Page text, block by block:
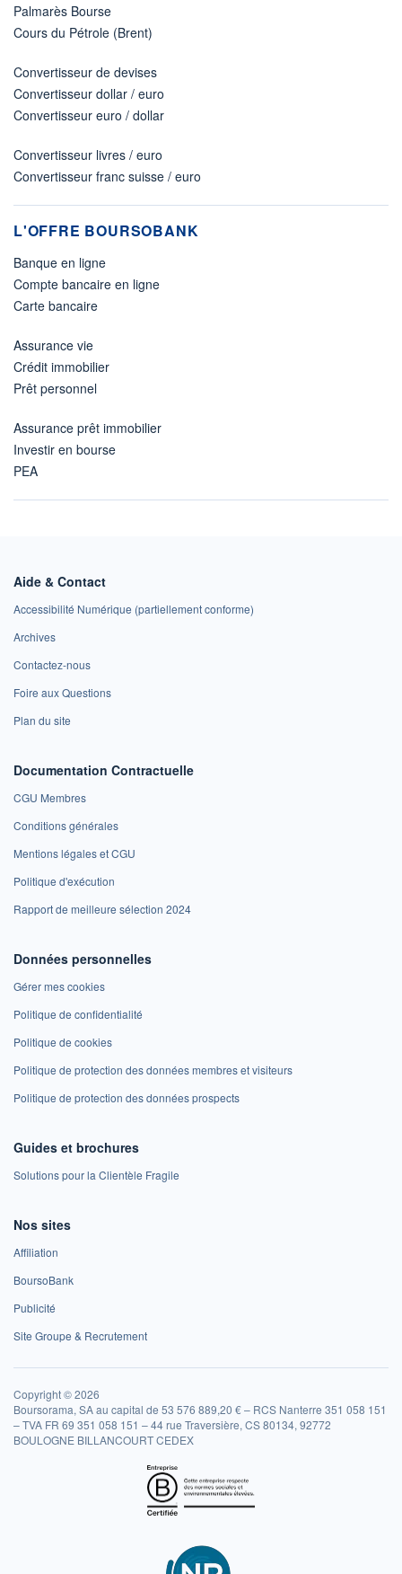
Palmarès Bourse
Cours du Pétrole (Brent)
Convertisseur de devises
Convertisseur dollar / euro
Convertisseur euro / dollar
Convertisseur livres / euro
Convertisseur franc suisse / euro
L'OFFRE BOURSOBANK
Banque en ligne
Compte bancaire en ligne
Carte bancaire
Assurance vie
Crédit immobilier
Prêt personnel
Assurance prêt immobilier
Investir en bourse
PEA
Aide & Contact
Accessibilité Numérique (partiellement conforme)
Archives
Contactez-nous
Foire aux Questions
Plan du site
Documentation Contractuelle
CGU Membres
Conditions générales
Mentions légales et CGU
Politique d'exécution
Rapport de meilleure sélection 2024
Données personnelles
Gérer mes cookies
Politique de confidentialité
Politique de cookies
Politique de protection des données membres et visiteurs
Politique de protection des données prospects
Guides et brochures
Solutions pour la Clientèle Fragile
Nos sites
Affiliation
BoursoBank
Publicité
Site Groupe & Recrutement
Copyright © 2026
Boursorama, SA au capital de 53 576 889,20 € – RCS Nanterre 351 058 151
– TVA FR 69 351 058 151 – 44 rue Traversière, CS 80134, 92772
BOULOGNE BILLANCOURT CEDEX